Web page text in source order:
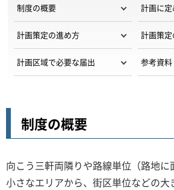
制度の概要 計画に
計画策定の進め方 計画策
計画区域で必要な届出 参考資料
制度の概要
向こう三軒両隣りや路線単位（路地
小さなエリアから、街区単位などの